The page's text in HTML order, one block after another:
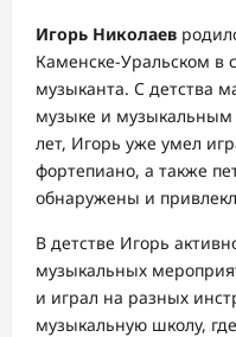
Игорь Николаев
Каменске-Уральском в
музыканта. С детства
музыке и
лет, Игорь уже умел
фортепиано, а также
обнаружены и
В детстве Игорь
музыкальных
и играл на разных
музыкальную школу,